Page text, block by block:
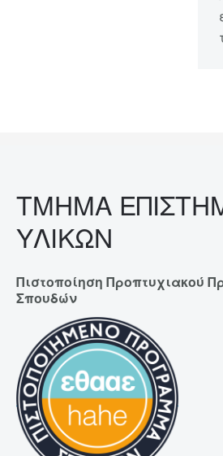
ΤΜΗΜΑ
ΥΛΙΚΩΝ
Πιστοποίηση Προπτυχιακού
Σπουδών